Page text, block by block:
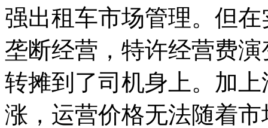
强出租车市场管理。但
垄断经营，特许经营费
转摊到了司机身上。加
涨，运营价格无法随着